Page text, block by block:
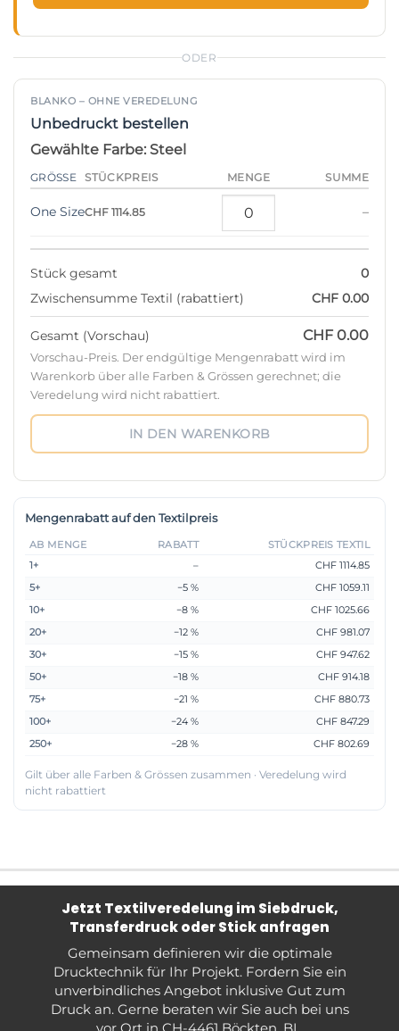
ODER
BLANKO – OHNE VEREDELUNG
Unbedruckt bestellen
Gewählte Farbe: Steel
GRÖSSE STÜCKPREIS MENGE SUMME
One SizeCHF 1114.85 –
Stück gesamt
0
Zwischensumme Textil (rabattiert)
CHF 0.00
Gesamt (Vorschau) CHF 0.00
Vorschau-Preis. Der endgültige Mengenrabatt wird im
Warenkorb über alle Farben & Grössen gerechnet; die
Veredelung wird nicht rabattiert.
IN DEN WARENKORB
Mengenrabatt auf den Textilpreis
AB MENGE RABATT
STÜCKPREIS TEXTIL
1+
–
CHF 1114.85
5+
−5 %
CHF 1059.11
10+
−8 %
CHF 1025.66
20+
−12 %
CHF 981.07
30+
−15 %
CHF 947.62
50+
−18 %
CHF 914.18
75+
−21 %
CHF 880.73
100+
−24 %
CHF 847.29
250+
−28 % CHF 802.69
Gilt über alle Farben & Grössen zusammen · Veredelung wird
nicht rabattiert
Jetzt Textilveredelung im Siebdruck,
Transferdruck oder Stick anfragen
Gemeinsam definieren wir die optimale
Drucktechnik für Ihr Projekt. Fordern Sie ein
unverbindliches Angebot inklusive Gut zum
Druck an. Gerne beraten wir Sie auch bei uns
vor Ort in CH-4461 Böckten, BL.